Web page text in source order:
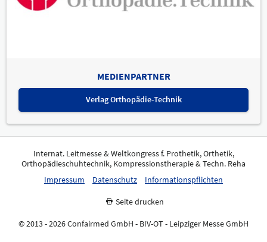
MEDIENPARTNER
Verlag Orthopädie-Technik
Internat. Leitmesse & Weltkongress f. Prothetik, Orthetik,
Orthopädieschuhtechnik, Kompressionstherapie & Techn. Reha
Impressum
Datenschutz Informationspflichten
Seite drucken
© 2013 - 2026 Confairmed GmbH - BIV-OT - Leipziger Messe GmbH